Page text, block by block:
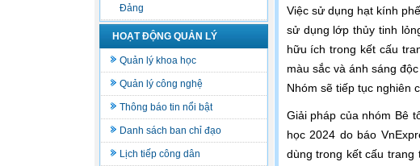
Đảng
HOẠT ĐỘNG QUẢN LÝ
Quản lý khoa học
Quản lý công nghệ
Thông báo tin nổi bật
Danh sách ban chỉ đạo
Lịch tiếp công dân
Việc sử dụng hạt kính
sử dụng lớp thủy tinh
hữu ích trong kết cấu
màu sắc và ánh sáng
Nhóm sẽ tiếp tục nghiên
Giải pháp của nhóm Bê
học 2024 do báo
dùng trong kết cấu